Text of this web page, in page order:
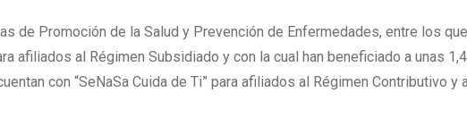
de Promoción de la Salud y Prevención de Enfermedades, entre los que
afiliados al Régimen Subsidiado y con la cual han beneficiado a unas
con “SeNaSa Cuida de Ti” para afiliados al Régimen Contributivo y